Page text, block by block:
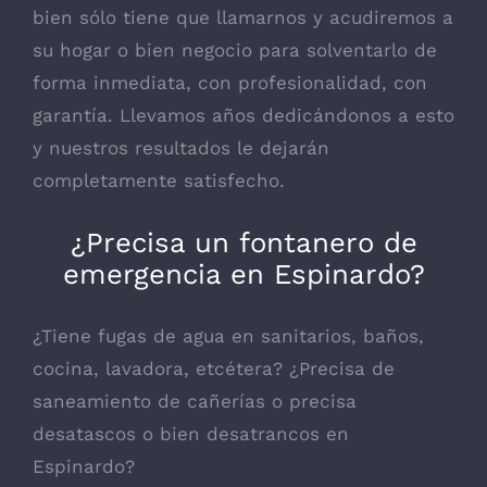
bien sólo tiene que llamarnos y acudiremos a
su hogar o bien negocio para solventarlo de
forma inmediata, con profesionalidad, con
garantía. Llevamos años dedicándonos a esto
y nuestros resultados le dejarán
completamente satisfecho.
¿Precisa un fontanero de
emergencia en Espinardo?
¿Tiene fugas de agua en sanitarios, baños,
cocina, lavadora, etcétera? ¿Precisa de
saneamiento de cañerías o precisa
desatascos o bien desatrancos en
Espinardo?